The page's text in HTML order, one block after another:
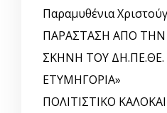
Παραμυθένια
ΠΑΡΑΣΤΑΣΗ ΑΠΟ ΤΗΝ
ΣΚΗΝΗ ΤΟΥ
ΕΤΥΜΗΓΟΡΙΑ»
ΠΟΛΙΤΙΣΤΙΚΟ